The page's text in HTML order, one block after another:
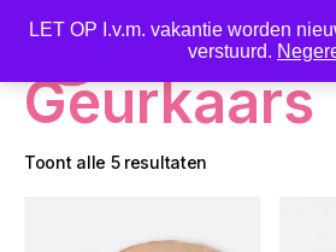
LET OP I.v.m. vakantie worden
verstuurd.
Geurkaars
Toont alle 5 resultaten